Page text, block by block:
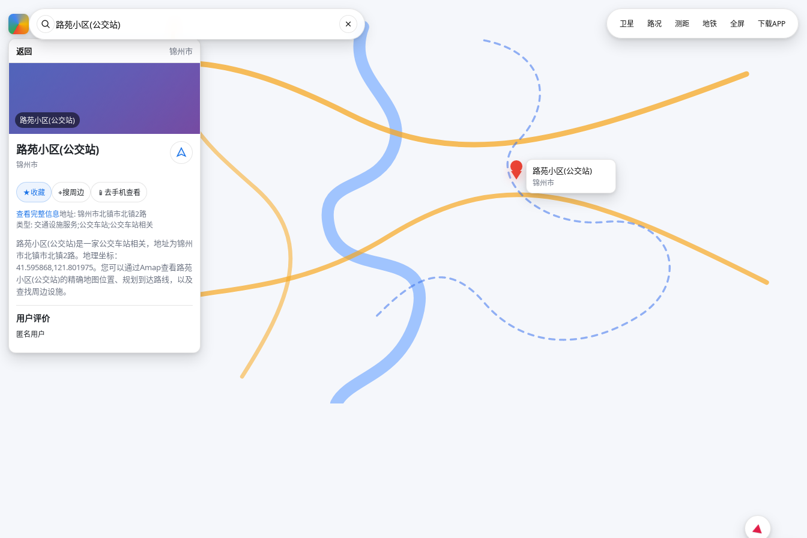
返回 锦州市
路苑小区(公交站)
路苑小区(公交站)
锦州市
★收藏 ⌖搜周边 📱 去手机查看
查看完整信息地址: 锦州市北镇市北镇2路
类型: 交通设施服务;公交车站;公交车站相关
路苑小区(公交站)是一家公交车站相关，地址为锦州
市北镇市北镇2路。地理坐标：
41.595868,121.801975。您可以通过Amap查看路苑
小区(公交站)的精确地图位置、规划到达路线，以及
查找周边设施。
用户评价
匿名用户
路苑小区(公交站)
锦州市
卫星 路况 测距 地铁 全屏 下载APP